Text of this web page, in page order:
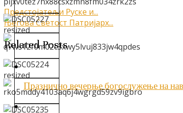
Кретање
чланка
Предстојатељи Руске и...
Његова Светост Патријарх...
Related Posts
Празнично вечерње богослужење на